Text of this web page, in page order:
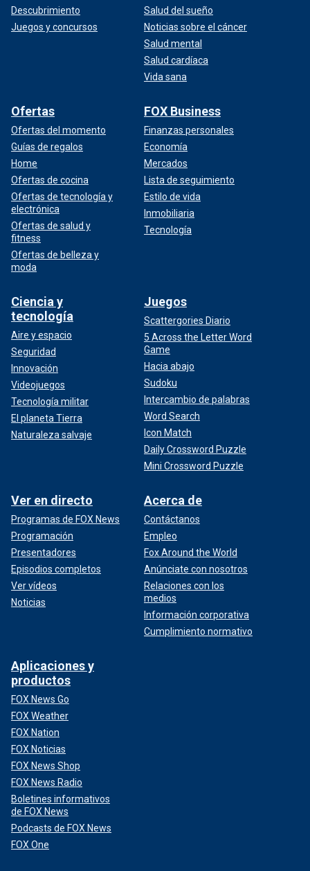
Descubrimiento
Juegos y concursos
Salud del sueño
Noticias sobre el cáncer
Salud mental
Salud cardíaca
Vida sana
Ofertas
Ofertas del momento
Guías de regalos
Home
Ofertas de cocina
Ofertas de tecnología y
electrónica
Ofertas de salud y
fitness
Ofertas de belleza y
moda
FOX Business
Finanzas personales
Economía
Mercados
Lista de seguimiento
Estilo de vida
Inmobiliaria
Tecnología
Ciencia y
tecnología
Aire y espacio
Seguridad
Innovación
Videojuegos
Tecnología militar
El planeta Tierra
Naturaleza salvaje
Juegos
Scattergories Diario
5 Across the Letter Word
Game
Hacia abajo
Sudoku
Intercambio de palabras
Word Search
Icon Match
Daily Crossword Puzzle
Mini Crossword Puzzle
Ver en directo
Programas de FOX News
Programación
Presentadores
Episodios completos
Ver vídeos
Noticias
Acerca de
Contáctanos
Empleo
Fox Around the World
Anúnciate con nosotros
Relaciones con los
medios
Información corporativa
Cumplimiento normativo
Aplicaciones y
productos
FOX News Go
FOX Weather
FOX Nation
FOX Noticias
FOX News Shop
FOX News Radio
Boletines informativos
de FOX News
Podcasts de FOX News
FOX One